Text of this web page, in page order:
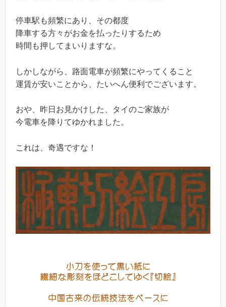
停車駅も頻繁にあり、その都度
降車する方々がお金を払ったりするため
時間も押してまいりますな。
しかしながら、路面電車が頻繁にやってくること
運賃が安いことから、たいへん便利でございます。
おや、昨日お見かけした、タイのご家族が
今電車を降りてゆかれました。
これは、奇遇ですな！